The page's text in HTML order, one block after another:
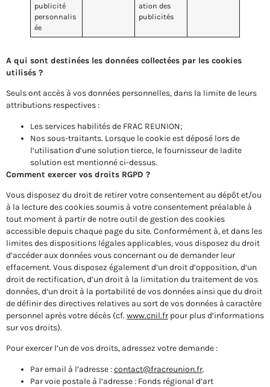
publicité
personnalis
ée
ation des
publicités
A qui sont destinées les données collectées par les cookies
utilisés ?
Seuls ont accès à vos données personnelles, dans la limite de leurs
attributions respectives :
Les services habilités de FRAC REUNION;
Nos sous-traitants. Lorsque le cookie est déposé lors de
l’utilisation d’une solution tierce, le fournisseur de ladite
solution est mentionné ci-dessus.
Comment exercer vos droits RGPD ?
Vous disposez du droit de retirer votre consentement au dépôt et/ou
à la lecture des cookies soumis à votre consentement préalable à
tout moment à partir de notre outil de gestion des cookies
accessible depuis chaque page du site. Conformément à, et dans les
limites des dispositions légales applicables, vous disposez du droit
d’accéder aux données vous concernant ou de demander leur
effacement. Vous disposez également d’un droit d’opposition, d’un
droit de rectification, d’un droit à la limitation du traitement de vos
données, d’un droit à la portabilité de vos données ainsi que du droit
de définir des directives relatives au sort de vos données à caractère
personnel après votre décès (cf. www.cnil.fr pour plus d’informations
sur vos droits).
Pour exercer l’un de vos droits, adressez votre demande :
Par email à l’adresse :contact@fracreunion.fr.
Par voie postale à l’adresse : Fonds régional d’art